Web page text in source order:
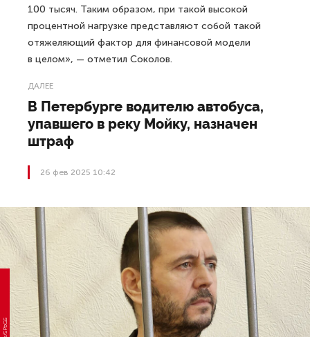
100 тысяч. Таким образом, при такой высокой
процентной нагрузке представляют собой такой
отяжеляющий фактор для финансовой модели
в целом», — отметил Соколов.
ДАЛЕЕ
В Петербурге водителю автобуса,
упавшего в реку Мойку, назначен
штраф
26 фев 2025 10:42